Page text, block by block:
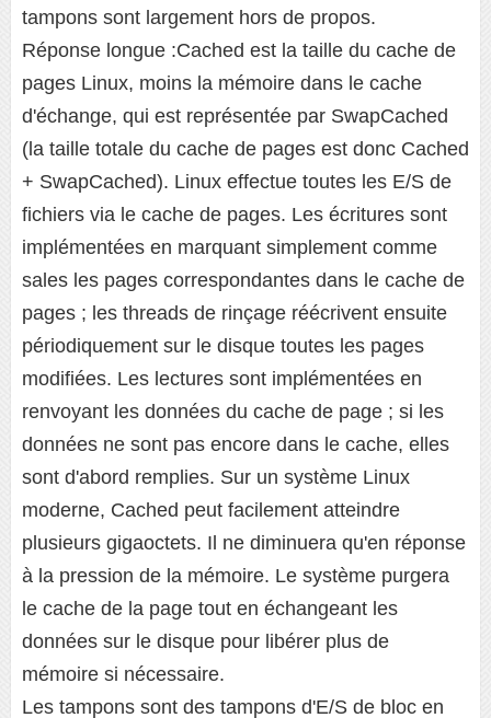
tampons sont largement hors de propos.
Réponse longue :Cached est la taille du cache de
pages Linux, moins la mémoire dans le cache
d'échange, qui est représentée par SwapCached
(la taille totale du cache de pages est donc Cached
+ SwapCached). Linux effectue toutes les E/S de
fichiers via le cache de pages. Les écritures sont
implémentées en marquant simplement comme
sales les pages correspondantes dans le cache de
pages ; les threads de rinçage réécrivent ensuite
périodiquement sur le disque toutes les pages
modifiées. Les lectures sont implémentées en
renvoyant les données du cache de page ; si les
données ne sont pas encore dans le cache, elles
sont d'abord remplies. Sur un système Linux
moderne, Cached peut facilement atteindre
plusieurs gigaoctets. Il ne diminuera qu'en réponse
à la pression de la mémoire. Le système purgera
le cache de la page tout en échangeant les
données sur le disque pour libérer plus de
mémoire si nécessaire.
Les tampons sont des tampons d'E/S de bloc en